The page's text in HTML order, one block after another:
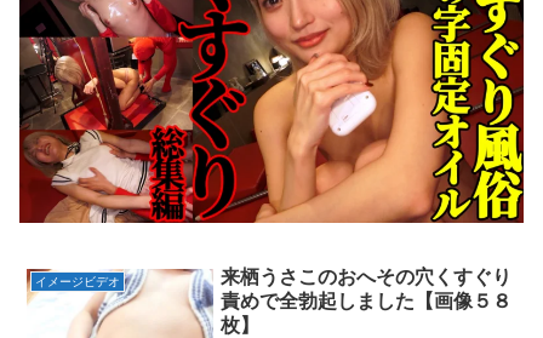
イメージビデオ
来栖うさこのおへその穴くすぐり
責めで全勃起しました【画像５８
枚】